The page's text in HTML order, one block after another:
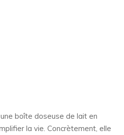
boîte doseuse de lait en
la vie. Concrètement, elle